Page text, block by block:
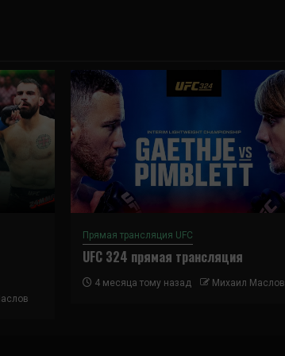
Прямая трансляция UFC
UFC 324 прямая трансляция
4 месяца тому назад Михаил Маслов